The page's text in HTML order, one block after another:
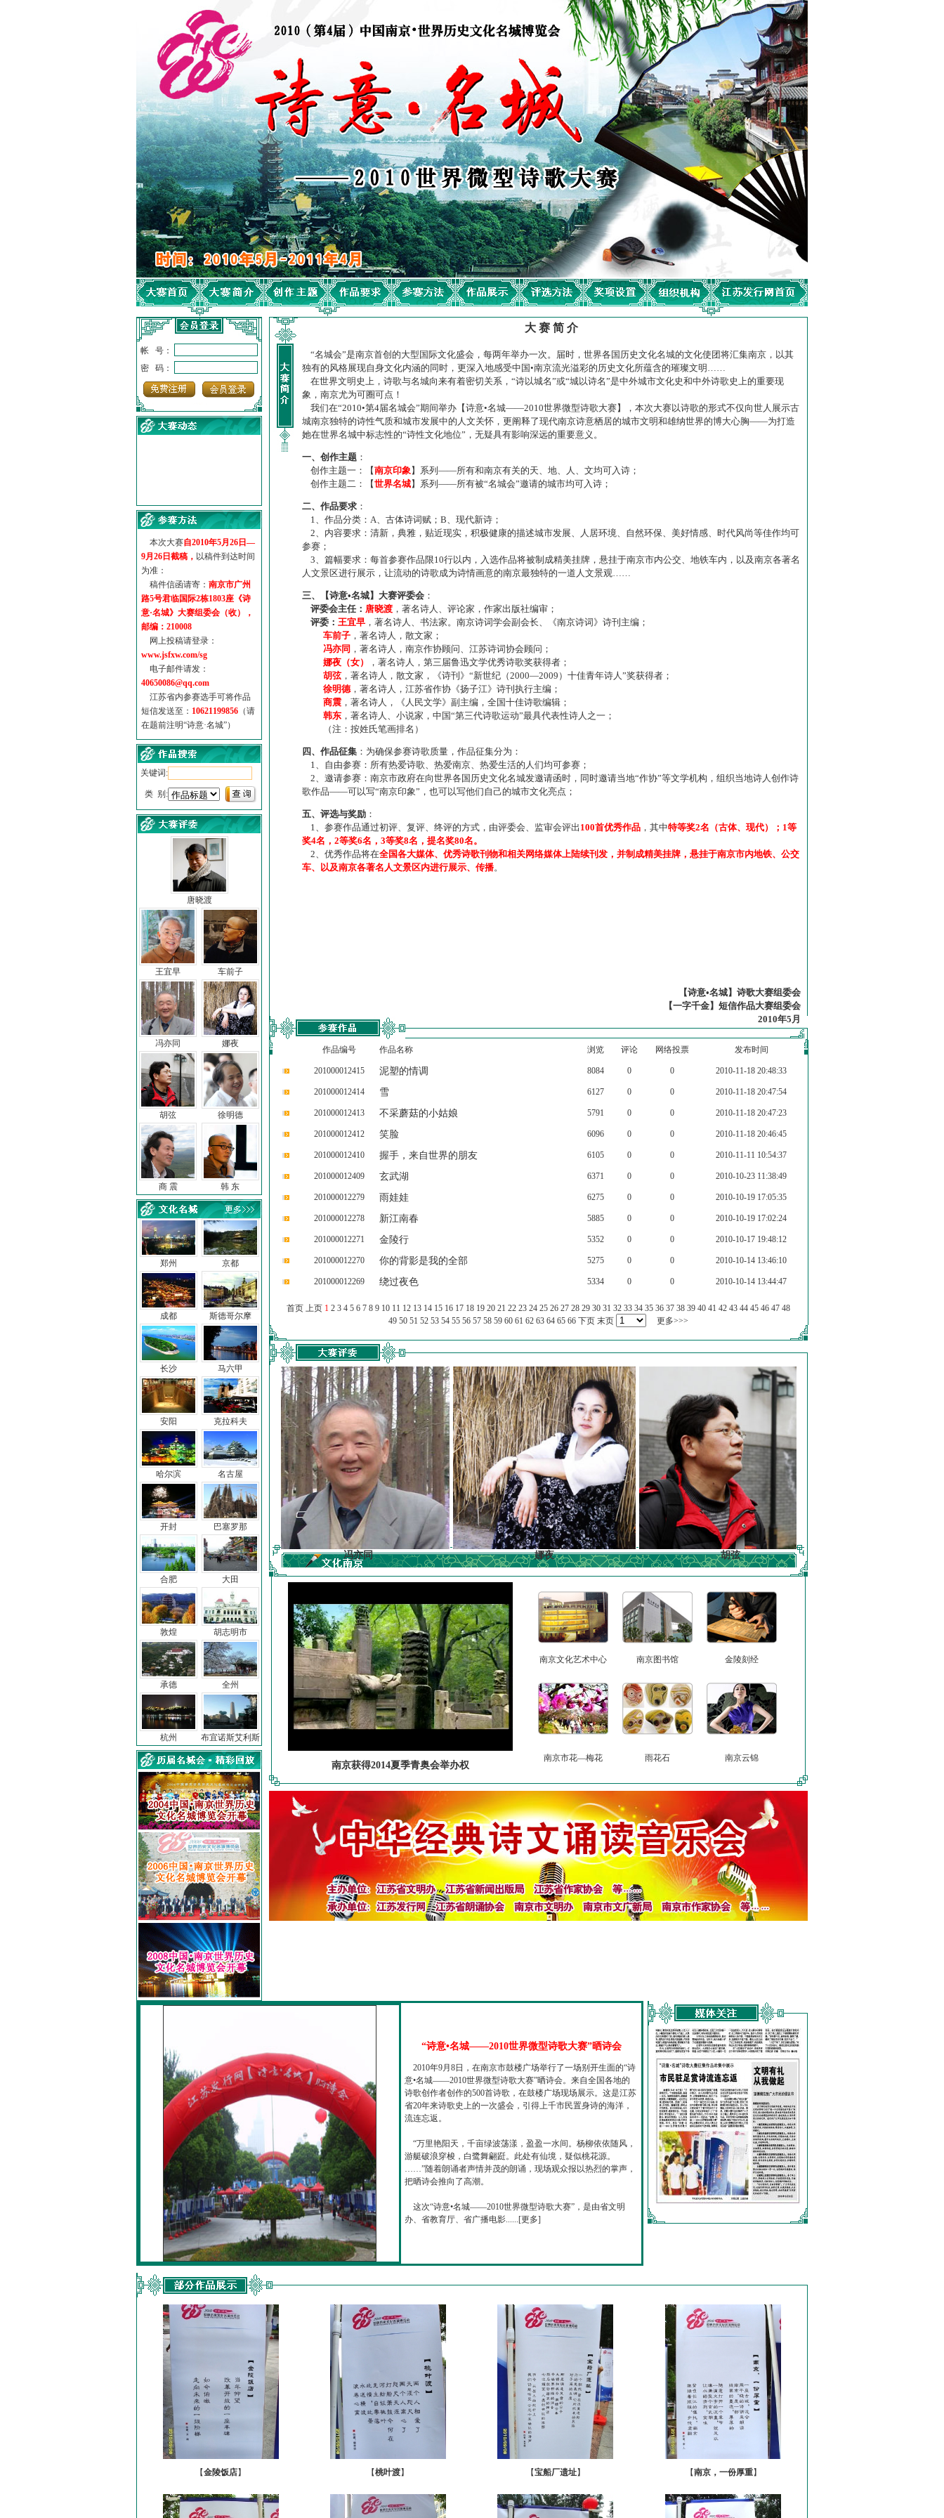
帐 号：
密 码：
诗意名城·地铁时间
·地铁完美呈现【诗意·名城...
参赛作品多达5000多首
“诗意·名城”晒诗会
特别通知--致广大诗词爱好...
本次大赛自2010年5月26日—
9月26日截稿， 以稿件到达时间
为准：
稿件信函请寄： 南京市广州
路5号君临国际2栋1803座《诗
意·名城》大赛组委会（收），
邮编：210008
网上投稿请登录：
www.jsfxw.com/sg
电子邮件请发：
40650086@qq.com
江苏省内参赛选手可将作品
短信发送至： 10621199856 （请
在题前注明“诗意·名城”）
关键词:
类 别:
唐晓渡
王宜早 车前子
冯亦同 娜夜
胡弦 徐明德
商 震 韩 东
郑州
成都
长沙
安阳
哈尔滨
开封
合肥
敦煌
承德
杭州
京都
斯德哥尔摩
马六甲
克拉科夫
名古屋
巴塞罗那
大田
胡志明市
全州
布宜诺斯艾利斯
大 赛 简 介
“名城会”是南京首创的大型国际文化盛会，每两年举办一次。届时，世界各国历史文化名城的文化使团将汇集南京，以其
独有的风格展现自身文化内涵的同时，更深入地感受中国•南京流光溢彩的历史文化所蕴含的璀璨文明……
在世界文明史上，诗歌与名城向来有着密切关系，“诗以城名”或“城以诗名”是中外城市文化史和中外诗歌史上的重要现
象，南京尤为可圈可点！
我们在“2010•第4届名城会”期间举办【诗意•名城——2010世界微型诗歌大赛】，本次大赛以诗歌的形式不仅向世人展示古
城南京独特的诗性气质和城市发展中的人文关怀，更阐释了现代南京诗意栖居的城市文明和雄纳世界的博大心胸——为打造
她在世界名城中标志性的“诗性文化地位”，无疑具有影响深远的重要意义。
一、创作主题 ：
创作主题一：【南京印象】系列——所有和南京有关的天、地、人、文均可入诗；
创作主题二：【世界名城】系列——所有被“名城会”邀请的城市均可入诗；
二、作品要求 ：
1、作品分类：A、古体诗词赋；B、现代新诗；
2、内容要求：清新，典雅，贴近现实，积极健康的描述城市发展、人居环境、自然环保、美好情感、时代风尚等佳作均可
参赛；
3、篇幅要求：每首参赛作品限10行以内，入选作品将被制成精美挂牌，悬挂于南京市内公交、地铁车内，以及南京各著名
人文景区进行展示，让流动的诗歌成为诗情画意的南京最独特的一道人文景观……
三、【诗意•名城】大赛评委会 ：
评委会主任： 唐晓渡 ，著名诗人、评论家，作家出版社编审；
评委： 王宜早 ，著名诗人、书法家。南京诗词学会副会长、《南京诗词》诗刊主编；
车前子 ，著名诗人，散文家；
冯亦同 ，著名诗人，南京作协顾问、江苏诗词协会顾问；
娜夜（女）
，著名诗人，第三届鲁迅文学优秀诗歌奖获得者；
胡弦，著名诗人，散文家，《诗刊》“新世纪（2000—2009）十佳青年诗人”奖获得者；
徐明德，著名诗人，江苏省作协《扬子江》诗刊执行主编；
商震 ，著名诗人，《人民文学》副主编，全国十佳诗歌编辑；
韩东 ，著名诗人、小说家，中国“第三代诗歌运动”最具代表性诗人之一；
（注：按姓氏笔画排名）
四、作品征集 ：为确保参赛诗歌质量，作品征集分为：
1、自由参赛：所有热爱诗歌、热爱南京、热爱生活的人们均可参赛；
2、邀请参赛：南京市政府在向世界各国历史文化名城发邀请函时，同时邀请当地“作协”等文学机构，组织当地诗人创作诗
歌作品——可以写“南京印象”，也可以写他们自己的城市文化亮点；
五、评选与奖励 ：
1、参赛作品通过初评、复评、终评的方式，由评委会、监审会评出 100首优秀作品 ，其中特等奖2名（古体、现代）；1等
奖4名，2等奖6名，3等奖8名，提名奖80名。
2、优秀作品将在全国各大媒体、优秀诗歌刊物和相关网络媒体上陆续刊发，并制成精美挂牌，悬挂于南京市内地铁、公交
车、以及南京各著名人文景区内进行展示、传播。
【诗意•名城】诗歌大赛组委会
【一字千金】短信作品大赛组委会
2010年5月
作品编号 作品名称 浏览 评论 网络投票 发布时间
201000012415 泥塑的情调 8084 0 0 2010-11-18 20:48:33
201000012414 雪 6127 0 0 2010-11-18 20:47:54
201000012413 不采蘑菇的小姑娘 5791 0 0 2010-11-18 20:47:23
201000012412 笑脸 6096 0 0 2010-11-18 20:46:45
201000012410 握手，来自世界的朋友 6105 0 0 2010-11-11 10:54:37
201000012409 玄武湖 6371 0 0 2010-10-23 11:38:49
201000012279 雨娃娃 6275 0 0 2010-10-19 17:05:35
201000012278 新江南春 5885 0 0 2010-10-19 17:02:24
201000012271 金陵行 5352 0 0 2010-10-17 19:48:12
201000012270 你的背影是我的全部 5275 0 0 2010-10-14 13:46:10
201000012269 绕过夜色 5334 0 0 2010-10-14 13:44:47
首页 上页 1 2 3 4 5 6 7 8 9 10 11 12 13 14 15 16 17 18 19 20 21 22 23 24 25 26 27 28 29 30 31 32 33 34 35 36 37 38 39 40 41 42 43 44 45 46 47 48
49 50 51 52 53 54 55 56 57 58 59 60 61 62 63 64 65 66 下页 末页 更多>>>
车前子 冯亦同 娜夜 胡弦
南京文化艺术中心 南京图书馆 金陵刻经
南京市花—梅花 雨花石 南京云锦
南京获得2014夏季青奥会举办权
“诗意•名城——2010世界微型诗歌大赛”晒诗会
2010年9月8日，在南京市鼓楼广场举行了一场别开生面的“诗
意•名城——2010世界微型诗歌大赛”晒诗会。来自全国各地的
诗歌创作者创作的500首诗歌，在鼓楼广场现场展示。这是江苏
省20年来诗歌史上的一次盛会，引得上千市民置身诗的海洋，
流连忘返。
“万里艳阳天，千亩绿波荡漾，盈盈一水间。杨柳依依随风，
游艇破浪穿梭，白鹭舞翩跹。此处有仙境，疑似桃花源。
……”随着朗诵者声情并茂的朗诵，现场观众报以热烈的掌声，
把晒诗会推向了高潮。
这次“诗意•名城——2010世界微型诗歌大赛”，是由省文明
办、省教育厅、省广播电影......[更多]
【金陵饭店】 【桃叶渡】 【宝船厂遗址】 【南京，一份厚重】